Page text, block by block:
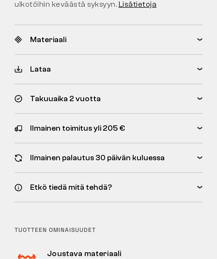
ulkotöihin keväästä syksyyn. Lisätietoja
Materiaali
Lataa
Takuuaika 2 vuotta
Ilmainen toimitus yli 205 €
Ilmainen palautus 30 päivän kuluessa
Etkö tiedä mitä tehdä?
TUOTTEEN OMINAISUUDET
Joustava materiaali